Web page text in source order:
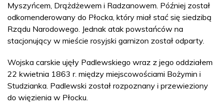
Myszyńcem, Drążdżewem i Radzanowem. Później został
odkomenderowany do Płocka, który miał stać się siedzibą
Rządu Narodowego. Jednak atak powstańców na
stacjonujący w mieście rosyjski garnizon został odparty.
Wojska carskie ujęły Padlewskiego wraz z jego oddziałem
22 kwietnia 1863 r. między miejscowościami Bożymin i
Studzianka. Padlewski został rozpoznany i przewieziony
do więzienia w Płocku.